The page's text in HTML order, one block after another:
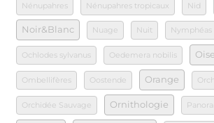
Nénupahres Nénupahres tropicaux Nid
Noir&Blanc Nuage Nuit Nymphéas
Ochlodes sylvanus Oedemera nobilis
Ombellifères Oostende Orange
Orchidée Sauvage Ornithologie